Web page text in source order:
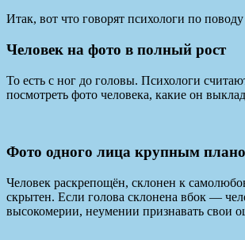
Итак, вот что говорят психологи по
Человек на фото в полный рост
То есть с ног до головы. Психологи
посмотреть фото человека, какие он
Фото одного лица крупным
Человек раскрепощён, склонен к
скрытен. Если голова склонена вбок —
высокомерии, неумении признавать свои